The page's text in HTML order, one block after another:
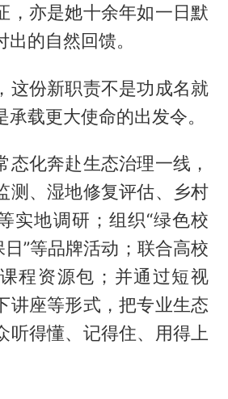
，亦是她十余年如一日默
的自然回馈。
这份新职责不是功成名就
载更大使命的出发令。
态化奔赴生态治理一线，
测、湿地修复评估、乡村
实地调研；组织“绿色校
日”等品牌活动；联合高校
程资源包；并通过短视
讲座等形式，把专业生态
听得懂、记得住、用得上